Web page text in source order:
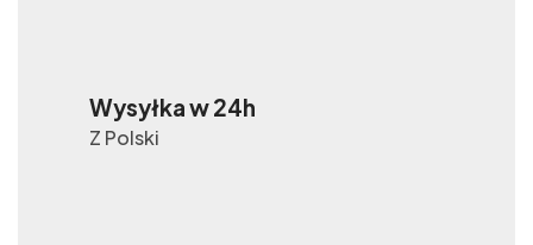
Wysyłka w 24h
Z Polski